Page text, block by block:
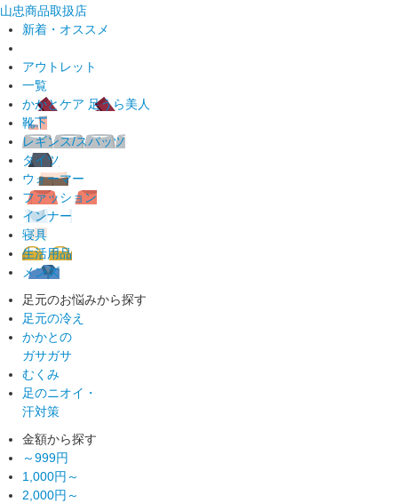
山忠商品取扱店
新着・オススメ
アウトレット
一覧
かかとケア 足うら美人
靴下
レギンス/スパッツ
タイツ
ウォーマー
ファッション
インナー
寝具
生活用品
メンズ
足元のお悩みから探す
足元の冷え
かかとの
ガサガサ
むくみ
足のニオイ・
汗対策
金額から探す
～999円
1,000円～
2,000円～